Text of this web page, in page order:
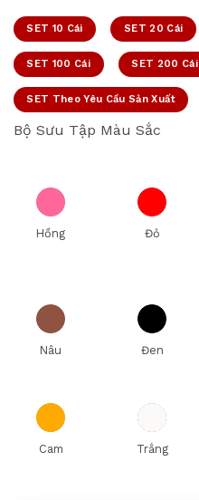
SET 10 Cái SET 20 Cái
SET 100 Cái SET 200 Cái
SET Theo Yêu Cầu Sản Xuất
Bộ Sưu Tập Màu Sắc
Hồng Đỏ
Nâu Đen
Cam Trắng